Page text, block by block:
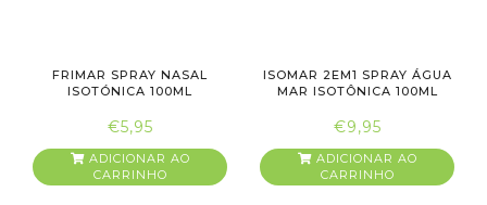
FRIMAR SPRAY NASAL
ISOTÓNICA 100ML
€5,95
ADICIONAR AO
CARRINHO
ISOMAR 2EM1 SPRAY ÁGUA
MAR ISOTÔNICA 100ML
€9,95
ADICIONAR AO
CARRINHO